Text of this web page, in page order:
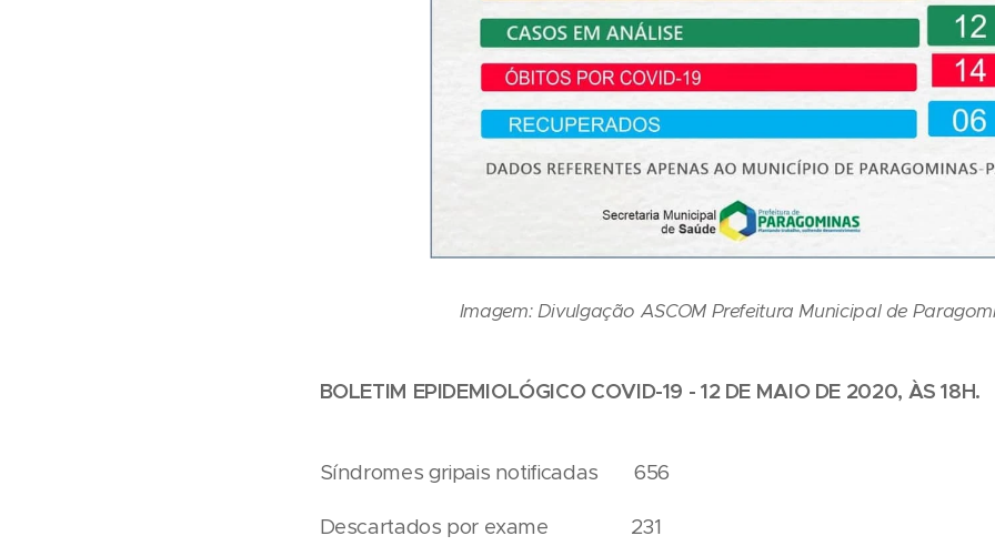
Imagem: Divulgação ASCOM Prefeitura Municipal de
BOLETIM EPIDEMIOLÓGICO COVID-19 - 12 DE MAIO DE 2020, ÀS 18H.
Síndromes gripais notificadas 656
Descartados por exame 231